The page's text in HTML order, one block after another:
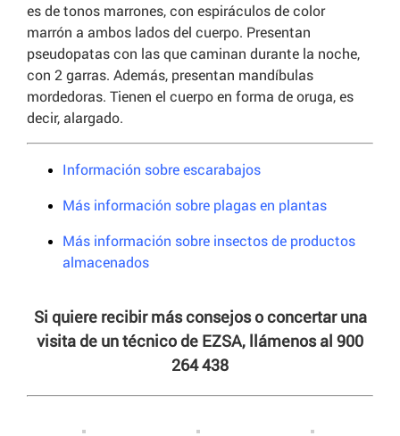
es de tonos marrones, con espiráculos de color
marrón a ambos lados del cuerpo. Presentan
pseudopatas con las que caminan durante la noche,
con 2 garras. Además, presentan mandíbulas
mordedoras. Tienen el cuerpo en forma de oruga, es
decir, alargado.
Información sobre escarabajos
Más información sobre plagas en plantas
Más información sobre insectos de productos
almacenados
Si quiere recibir más consejos o concertar una
visita de un técnico de EZSA, llámenos al 900
264 438